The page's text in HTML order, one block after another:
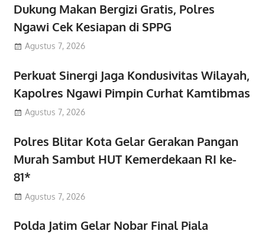
Dukung Makan Bergizi Gratis, Polres
Ngawi Cek Kesiapan di SPPG
Agustus 7, 2026
Perkuat Sinergi Jaga Kondusivitas Wilayah,
Kapolres Ngawi Pimpin Curhat Kamtibmas
Agustus 7, 2026
Polres Blitar Kota Gelar Gerakan Pangan
Murah Sambut HUT Kemerdekaan RI ke-
81*
Agustus 7, 2026
Polda Jatim Gelar Nobar Final Piala